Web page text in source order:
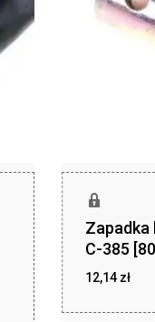
Zapadka
C-385
12,14 zł